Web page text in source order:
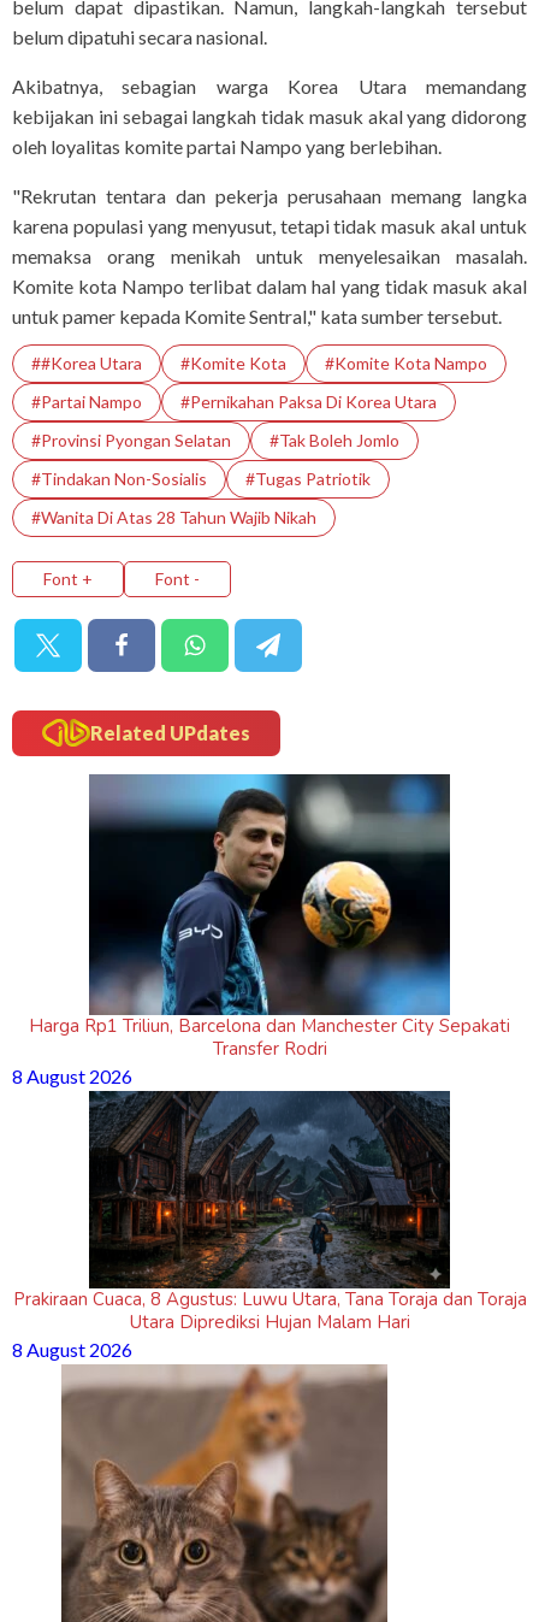
belum dapat dipastikan. Namun, langkah-langkah tersebut
belum dipatuhi secara nasional.
Akibatnya, sebagian warga Korea Utara memandang
kebijakan ini sebagai langkah tidak masuk akal yang didorong
oleh loyalitas komite partai Nampo yang berlebihan.
"Rekrutan tentara dan pekerja perusahaan memang langka
karena populasi yang menyusut, tetapi tidak masuk akal untuk
memaksa orang menikah untuk menyelesaikan masalah.
Komite kota Nampo terlibat dalam hal yang tidak masuk akal
untuk pamer kepada Komite Sentral," kata sumber tersebut.
##Korea Utara #Komite Kota
#Komite Kota Nampo
#Partai Nampo
#Pernikahan Paksa Di Korea Utara
#Provinsi Pyongan Selatan
#Tak Boleh Jomlo
#Tindakan Non-Sosialis
#Tugas Patriotik
#Wanita Di Atas 28 Tahun Wajib Nikah
Font + Font -
Related UPdates
Harga Rp1 Triliun, Barcelona dan Manchester City Sepakati
Transfer Rodri
8 August 2026
Prakiraan Cuaca, 8 Agustus: Luwu Utara, Tana Toraja dan Toraja
Utara Diprediksi Hujan Malam Hari
8 August 2026